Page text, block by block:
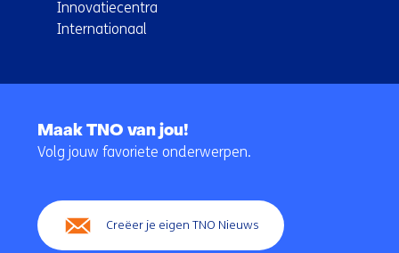
Innovatiecentra
Internationaal
navigatie
Maak TNO van jou!
Volg jouw favoriete onderwerpen.
Creëer je eigen TNO Nieuws